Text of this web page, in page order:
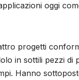
oggi
progetti
in sottili pezzi di
Hanno